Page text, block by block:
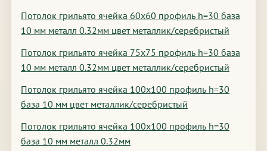
Потолок грильято ячейка 60х60 профиль h=30 база
10 мм металл 0.32мм цвет металлик/серебристый
Потолок грильято ячейка 75х75 профиль h=30 база
10 мм металл 0.32мм цвет металлик/серебристый
Потолок грильято ячейка 100х100 профиль h=30
база 10 мм цвет металлик/серебристый
Потолок грильято ячейка 100х100 профиль h=30
база 10 мм металл 0.32мм